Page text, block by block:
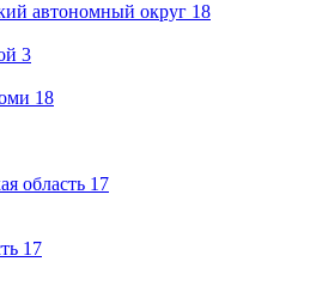
автономный округ 18
3
18
область 17
17